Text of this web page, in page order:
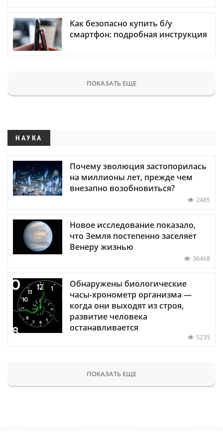
Как безопасно купить б/у
смартфон: подробная инструкция
ПОКАЗАТЬ ЕЩЕ
НАУКА
Почему эволюция застопорилась
на миллионы лет, прежде чем
внезапно возобновиться?
2485
Новое исследование показало,
что Земля постепенно заселяет
Венеру жизнью
36468
Обнаружены биологические
часы-хронометр организма —
когда они выходят из строя,
развитие человека
останавливается
5235
ПОКАЗАТЬ ЕЩЕ